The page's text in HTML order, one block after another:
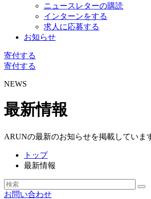
ニュースレターの購読
インターンをする
求人に応募する
お知らせ
寄付する
寄付する
NEWS
最新情報
ARUNの最新のお知らせを掲載していま
トップ
最新情報
お問い合わせ